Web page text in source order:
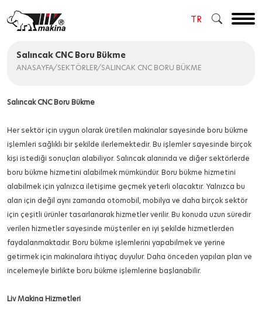
×
TR
EN
Salıncak CNC Boru Bükme
ANASAYFA/SEKTÖRLER/SALINCAK CNC BORU BÜKME
Salıncak CNC Boru Bükme
Her sektör için uygun olarak üretilen makinalar sayesinde boru bükme
işlemleri sağlıklı bir şekilde ilerlemektedir. Bu işlemler sayesinde birçok
kişi istediği sonuçları alabiliyor. Salıncak alanında ve diğer sektörlerde
boru bükme hizmetini alabilmek mümkündür. Boru bükme hizmetini
alabilmek için yalnızca iletişime geçmek yeterli olacaktır. Yalnızca bu
alan için değil aynı zamanda otomobil, mobilya ve daha birçok sektör
için çeşitli ürünler tasarlanarak hizmetler verilir. Bu konuda uzun süredir
verilen hizmetler sayesinde müşteriler en iyi şekilde hizmetlerden
faydalanmaktadır. Boru bükme işlemlerini yapabilmek ve yerine
getirmek için makinalara ihtiyaç duyulur. Daha önceden yapılan plan ve
incelemeyle birlikte boru bükme işlemlerine başlanabilir.
Liv Makina Hizmetleri